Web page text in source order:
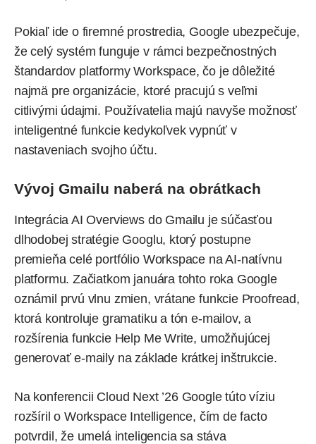
Pokiaľ ide o firemné prostredia, Google ubezpečuje,
že celý systém funguje v rámci bezpečnostných
štandardov platformy Workspace, čo je dôležité
najmä pre organizácie, ktoré pracujú s veľmi
citlivými údajmi. Používatelia majú navyše možnosť
inteligentné funkcie kedykoľvek vypnúť v
nastaveniach svojho účtu.
Vývoj Gmailu naberá na obrátkach
Integrácia AI Overviews do Gmailu je súčasťou
dlhodobej stratégie Googlu, ktorý postupne
premieňa celé portfólio Workspace na AI-natívnu
platformu. Začiatkom januára tohto roka Google
oznámil prvú vlnu zmien, vrátane funkcie Proofread,
ktorá kontroluje gramatiku a tón e-mailov, a
rozšírenia funkcie Help Me Write, umožňujúcej
generovať e-maily na základe krátkej inštrukcie.
Na konferencii Cloud Next ’26 Google túto víziu
rozšíril o Workspace Intelligence, čím de facto
potvrdil, že umelá inteligencia sa stáva